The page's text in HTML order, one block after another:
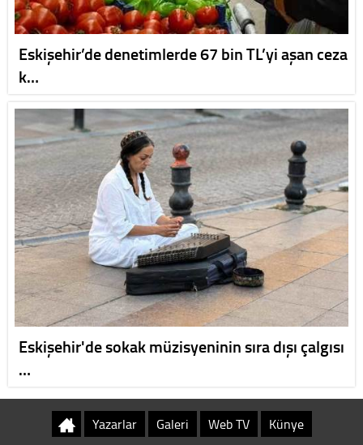
Eskişehir’de denetimlerde 67 bin TL’yi aşan ceza
k…
Eskişehir'de sokak müzisyeninin sıra dışı çalgısı
…
Yazarlar Galeri Web TV Künye